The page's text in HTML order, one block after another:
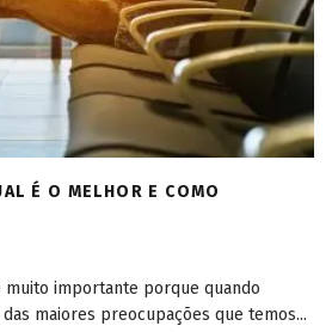
É O MELHOR E COMO
muito importante porque quando
maiores preocupações que temos...